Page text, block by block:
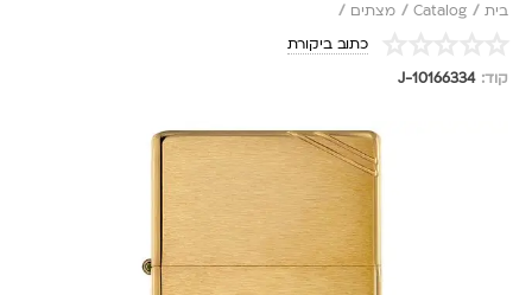
בית /
Catalog
/ מצתים /
כתוב ביקורת
קוד: J-10166334